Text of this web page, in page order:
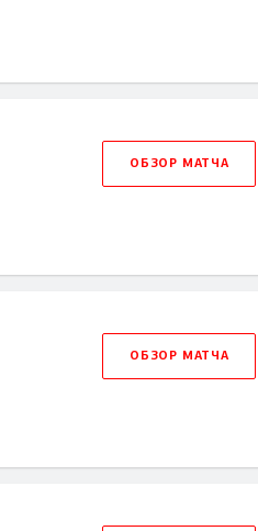
ОБЗОР МАТЧА
ОБЗОР МАТЧА